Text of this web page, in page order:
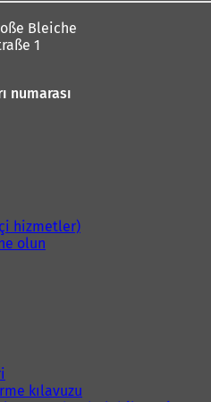
Bleiche
1
numarası
hizmetler)
olun
kılavuzu